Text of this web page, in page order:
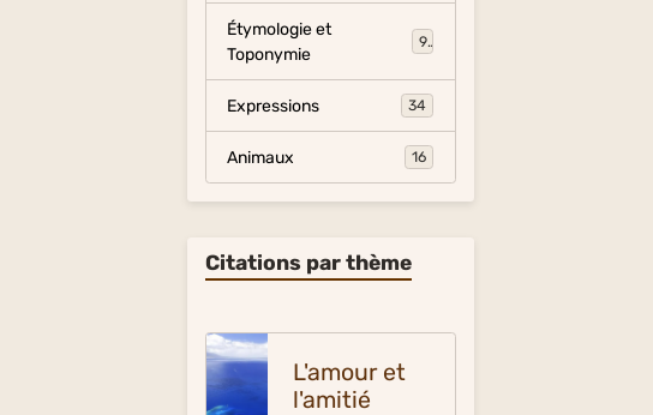
Étymologie et
Toponymie
9
Expressions 34
Animaux 16
Citations par thème
L'amour et
l'amitié